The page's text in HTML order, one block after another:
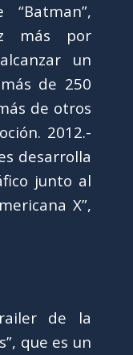
más por
un
de 250
de otros
2012.-
desarrolla
junto al
X”,
de la
que es un